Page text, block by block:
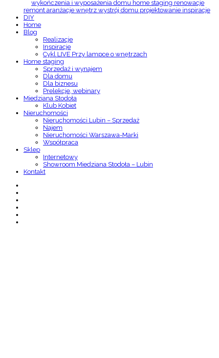
Home
Blog
Realizacje
Inspiracje
Cykl LIVE Przy lampce o wnętrzach
Home staging
Sprzedaż i wynajem
Dla domu
Dla biznesu
Prelekcje, webinary
Miedziana Stodoła
Klub Kobiet
Nieruchomości
Nieruchomości Lubin – Sprzedaż
Najem
Nieruchomości Warszawa-Marki
Współpraca
Sklep
Internetowy
Showroom Miedziana Stodoła – Lubin
Kontakt